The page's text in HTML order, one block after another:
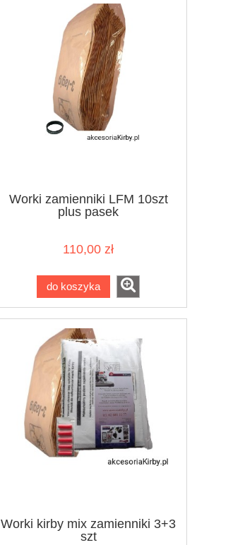
Worki zamienniki LFM 10szt
plus pasek
110,00 zł
do koszyka
Worki kirby mix zamienniki 3+3
szt